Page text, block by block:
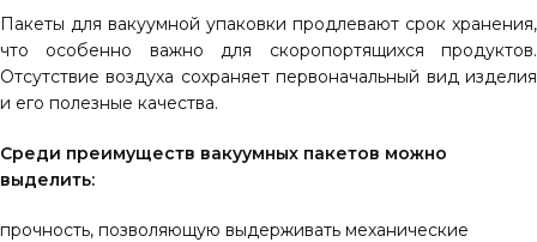
Пакеты для вакуумной упаковки продлевают срок хранения,
что особенно важно для скоропортящихся продуктов.
Отсутствие воздуха сохраняет первоначальный вид изделия
и его полезные качества.
Среди преимуществ вакуумных пакетов можно
выделить:
прочность, позволяющую выдерживать механические